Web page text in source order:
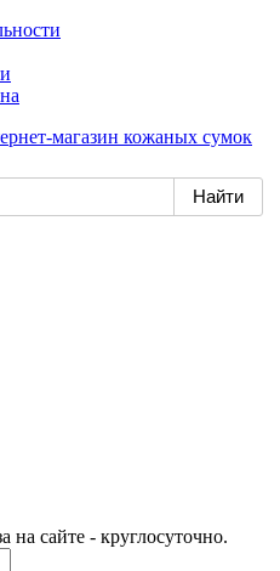
магазин кожаных сумок
на сайте - круглосуточно.